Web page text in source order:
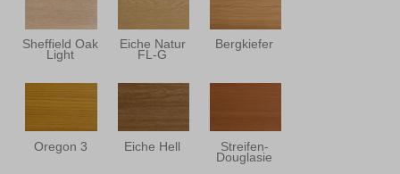
Sheffield Oak
Light
Eiche Natur
FL-G
Bergkiefer
Oregon 3 Eiche Hell Streifen-
Douglasie